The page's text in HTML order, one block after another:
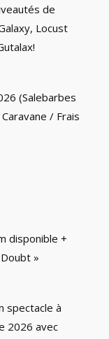
de
Locust
(Salebarbes
/ Frais
disponible +
»
spectacle à
2026 avec